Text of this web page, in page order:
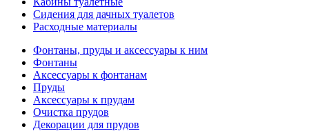
Сидения для дачных туалетов
Расходные материалы
Фонтаны, пруды и аксессуары к ним
Фонтаны
Аксессуары к фонтанам
Пруды
Аксессуары к прудам
Очистка прудов
Декорации для прудов